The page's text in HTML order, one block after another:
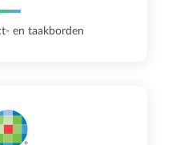
en taakborden